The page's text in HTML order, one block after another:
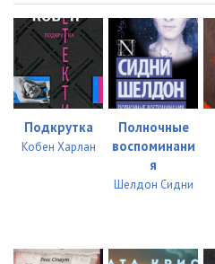
Подкрутка
Кобен Харлан
Полночные
воспоминани
я
Шелдон Сидни